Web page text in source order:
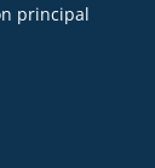
principal